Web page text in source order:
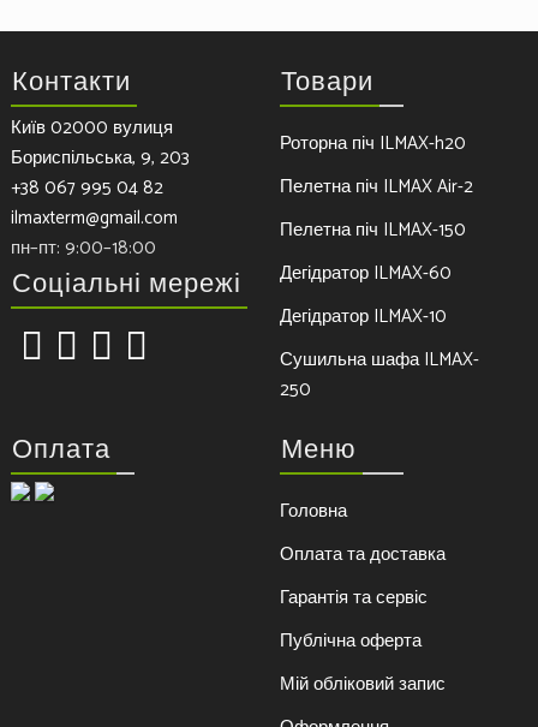
Контакти
Київ 02000 вулиця
Бориспільська, 9, 203
+38 067 995 04 82
ilmaxterm@gmail.com
пн–пт: 9:00–18:00
Соціальні мережі
Товари
Роторна піч ILMAX-h20
Пелетна піч ILMAX Air-2
Пелетна піч ILMAX-150
Дегідратор ILMAX-60
Дегідратор ILMAX-10
Сушильна шафа ILMAX-
250
Оплата Меню
Головна
Оплата та доставка
Гарантія та сервіс
Публічна оферта
Мій обліковий запис